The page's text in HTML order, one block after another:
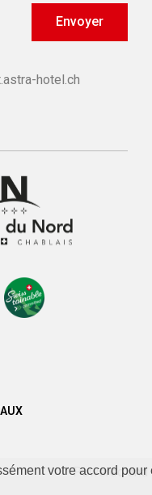
Envoyer
hotel.ch
Powered
votre accord